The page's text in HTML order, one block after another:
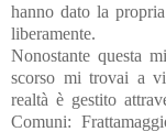
hanno dato la
liberamente.
Nonostante questa
scorso mi trovai a
realtà è gestito
Comuni: